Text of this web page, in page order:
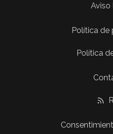
Aviso
Política de
Política